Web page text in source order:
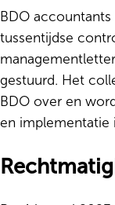
BDO
tussentijdse
gestuurd. Het
BDO over en
en implementatie